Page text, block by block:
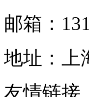
邮箱：
地址：上
友情链接